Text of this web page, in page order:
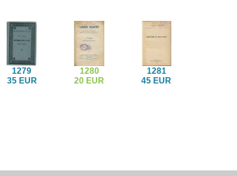
1279
35 EUR
1280
20 EUR
1281
45 EUR